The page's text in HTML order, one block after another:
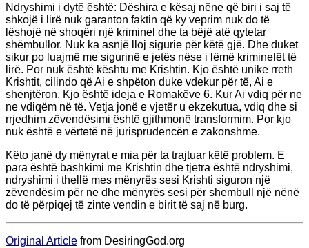
Ndryshimi i dytë është: Dëshira e kësaj nëne që biri i saj të
shkojë i lirë nuk garanton faktin që ky veprim nuk do të
lëshojë në shoqëri një kriminel dhe ta bëjë atë qytetar
shëmbullor. Nuk ka asnjë lloj sigurie për këtë gjë. Dhe duket
sikur po luajmë me sigurinë e jetës nëse i lëmë kriminelët të
lirë. Por nuk është kështu me Krishtin. Kjo është unike rreth
Krishtit, cilindo që Ai e shpëton duke vdekur për të, Ai e
shenjtëron. Kjo është ideja e Romakëve 6. Kur Ai vdiq për ne
ne vdiqëm në të. Vetja jonë e vjetër u ekzekutua, vdiq dhe si
rrjedhim zëvendësimi është gjithmonë transformim. Por kjo
nuk është e vërtetë në jurisprudencën e zakonshme.
Këto janë dy mënyrat e mia për ta trajtuar këtë problem. E
para është bashkimi me Krishtin dhe tjetra është ndryshimi,
ndryshimi i thellë mes mënyrës sesi Krishti siguron një
zëvendësim për ne dhe mënyrës sesi për shembull një nënë
do të përpiqej të zinte vendin e birit të saj në burg.
Original Article from DesiringGod.org